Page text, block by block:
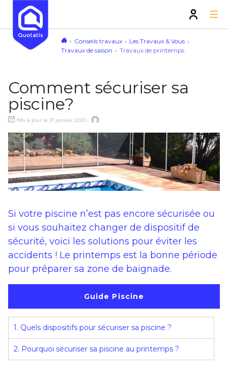
Conseils travaux
Les Travaux & Vous
Travaux de saison
Travaux de printemps
Comment sécuriser sa
piscine?
Mis à jour le 31 janvier 2020
Si votre piscine n’est pas encore sécurisée ou
si vous souhaitez changer de dispositif de
sécurité, voici les solutions pour éviter les
accidents ! Le printemps est la bonne période
pour préparer sa zone de baignade.
Guide Piscine
1. Quels dispositifs pour sécuriser sa piscine ?
2. Pourquoi sécuriser sa piscine au printemps ?